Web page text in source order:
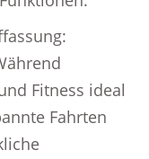
Fitness ideal
Fahrten